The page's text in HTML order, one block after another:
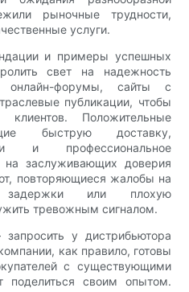
рыночные трудности,
услуги.
и примеры успешных
свет на надежность
онлайн-форумы, сайты с
публикации, чтобы
Положительные
быструю доставку,
и профессиональное
на заслуживающих доверия
повторяющиеся жалобы на
задержки или плохую
тревожным сигналом.
у дистрибьютора
как правило, готовы
с существующими
поделиться своим опытом.